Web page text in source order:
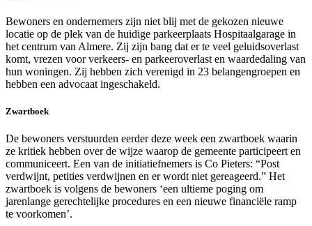
Bewoners en ondernemers zijn niet blij met de gekozen nieuwe
locatie op de plek van de huidige parkeerplaats Hospitaalgarage in
het centrum van Almere. Zij zijn bang dat er te veel geluidsoverlast
komt, vrezen voor verkeers- en parkeeroverlast en waardedaling van
hun woningen. Zij hebben zich verenigd in 23 belangengroepen en
hebben een advocaat ingeschakeld.
Zwartboek
De bewoners verstuurden eerder deze week een zwartboek waarin
ze kritiek hebben over de wijze waarop de gemeente participeert en
communiceert. Een van de initiatiefnemers is Co Pieters: “Post
verdwijnt, petities verdwijnen en er wordt niet gereageerd.” Het
zwartboek is volgens de bewoners ‘een ultieme poging om
jarenlange gerechtelijke procedures en een nieuwe financiële ramp
te voorkomen’.